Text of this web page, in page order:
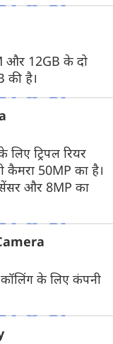
और 12GB के दो
की है।
ट्रिपल रियर
कैमरा 50MP का है।
और 8MP का
के लिए कंपनी